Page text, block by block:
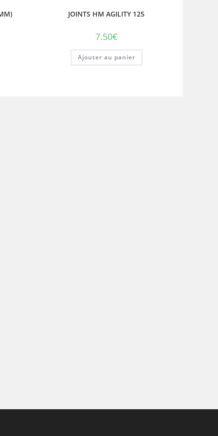
JOINTS HM AGILITY 125
7.50€
Ajouter au panier